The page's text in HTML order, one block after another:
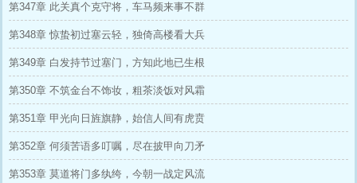
第347章 此关真个克守将，车马频来事不群
第348章 惊蛰初过塞云轻，独倚高楼看大兵
第349章 白发持节过塞门，方知此地已生根
第350章 不筑金台不饰妆，粗茶淡饭对风霜
第351章 甲光向日旌旗静，始信人间有虎贲
第352章 何须苦语多叮嘱，尽在披甲向刀矛
第353章 莫道将门多纨绔，今朝一战定风流